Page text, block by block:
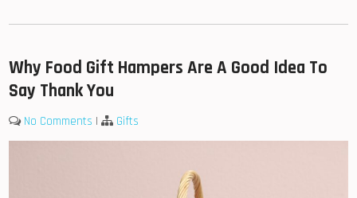
Why Food Gift Hampers Are A Good Idea To
Say Thank You
No Comments | Gifts